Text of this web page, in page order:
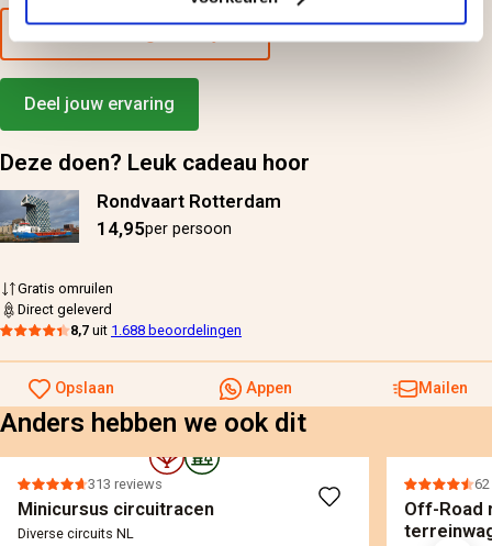
Deel jouw ervaring
Deze doen? Leuk cadeau hoor
Rondvaart Rotterdam
14,95per persoon
Gratis omruilen
Direct geleverd
8,7 uit 1.688 beoordelingen
Opslaan Appen Mailen
Anders hebben we ook dit
313 reviews
Minicursus circuitracen
Diverse circuits NL
Off-Road